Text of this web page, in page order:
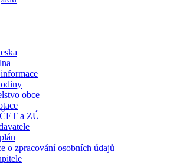
obce
a ZÚ
o zpracování osobních údajů